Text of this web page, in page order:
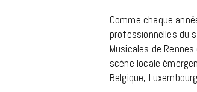
Comme chaque
professionnelles du
Musicales de
scène locale
Belgique,